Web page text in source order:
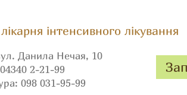
інтенсивного лікування
Данила Нечая, 10
2-21-99
098 031-95-99